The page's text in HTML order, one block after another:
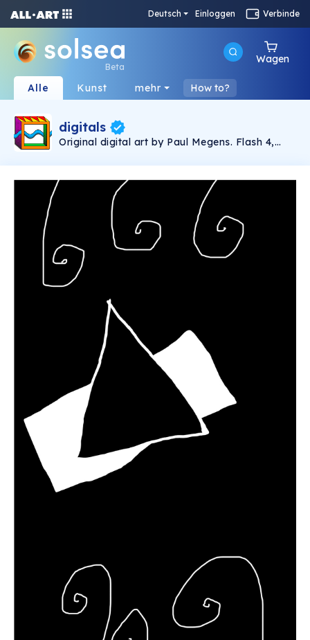
Deutsch Einloggen Verbinde
Beta
Wagen
Alle Kunst mehr How to?
digitals
Original digital art by Paul Megens. Flash 4,